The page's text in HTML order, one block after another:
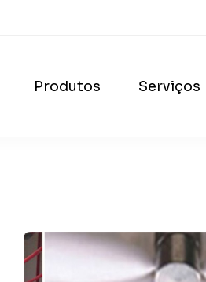
Produtos Serviços